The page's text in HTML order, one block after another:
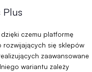
Plus
czemu platformę
się sklepów
zaawansowane
wariantu zależy